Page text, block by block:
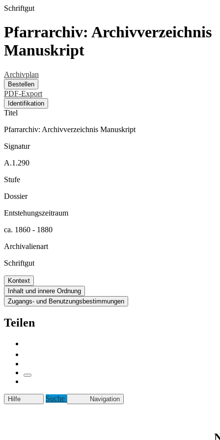
Schriftgut
Pfarrarchiv: Archivverzeichnis
Manuskript
Archivplan
Bestellen
PDF-Export
Identifikation
Titel
Pfarrarchiv: Archivverzeichnis Manuskript
Signatur
A.1.290
Stufe
Dossier
Entstehungszeitraum
ca. 1860 - 1880
Archivalienart
Schriftgut
Kontext
Inhalt und innere Ordnung
Zugangs- und Benutzungsbestimmungen
Teilen
Hilfe Suche Navigation